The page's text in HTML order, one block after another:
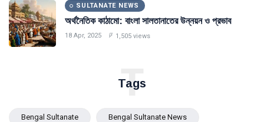
SULTANATE NEWS
অর্থনৈতিক কাঠামো: বাংলা সালতানাতের উন্নয়ন ও প্রভাব
18 Apr, 2025 1,505 views
Tags
T
Bengal Sultanate Bengal Sultanate News